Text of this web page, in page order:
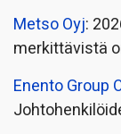
Metso Oyj:
merkittävistä
Enento Group